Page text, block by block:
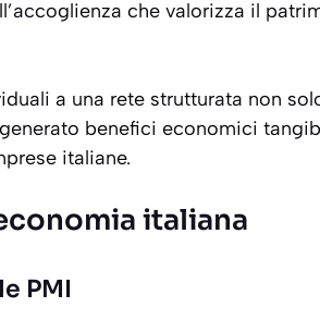
che valorizza il
a una rete strutturata non
benefici economici
italiane.
italiana
PMI